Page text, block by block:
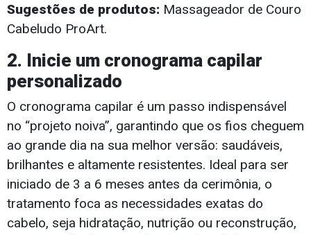
Sugestões de produtos: Massageador de Couro
Cabeludo ProArt.
2. Inicie um cronograma capilar
personalizado
O cronograma capilar é um passo indispensável
no “projeto noiva”, garantindo que os fios cheguem
ao grande dia na sua melhor versão: saudáveis,
brilhantes e altamente resistentes. Ideal para ser
iniciado de 3 a 6 meses antes da cerimônia, o
tratamento foca as necessidades exatas do
cabelo, seja hidratação, nutrição ou reconstrução,